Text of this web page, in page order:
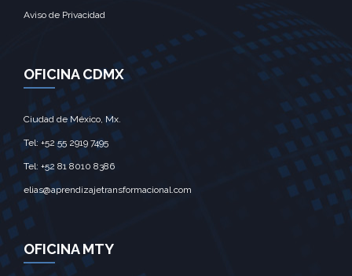
Aviso de Privacidad
OFICINA CDMX
Ciudad de México, Mx.‎
Tel: +52 55 2919 7495‎
Tel: +52 81 8010 8386
elias@aprendizajetransformacional.com
OFICINA MTY